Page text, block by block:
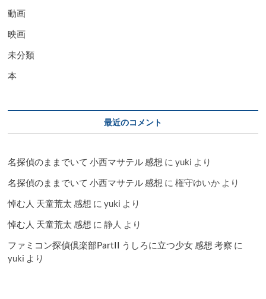
動画
映画
未分類
本
最近のコメント
名探偵のままでいて 小西マサテル 感想 にyuki より
名探偵のままでいて 小西マサテル 感想 に権守ゆいか より
悼む人 天童荒太 感想 にyuki より
悼む人 天童荒太 感想 に静人 より
ファミコン探偵倶楽部PartII うしろに立つ少女 感想 考察 に
yuki より